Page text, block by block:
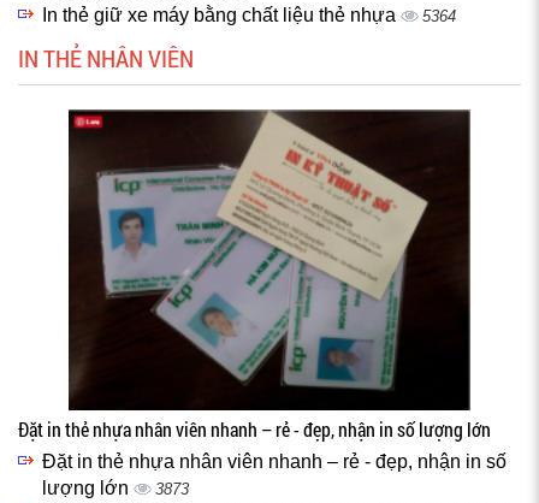
In thẻ giữ xe máy bằng chất liệu thẻ nhựa 5364
IN THẺ NHÂN VIÊN
Đặt in thẻ nhựa nhân viên nhanh – rẻ - đẹp, nhận in số lượng lớn
Đặt in thẻ nhựa nhân viên nhanh – rẻ - đẹp, nhận in số
lượng lớn
3873